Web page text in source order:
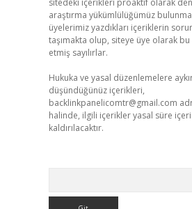
sitedeki içerikleri proaktif olarak
araştırma yükümlülüğümüz
üyelerimiz yazdıkları içeriklerin
taşımakta olup, siteye üye olarak
etmiş sayılırlar.
Hukuka ve yasal düzenlemelere
düşündüğünüz içerikleri,
backlinkpanelicomtr@gmail.com
halinde, ilgili içerikler yasal süre
kaldırılacaktır.